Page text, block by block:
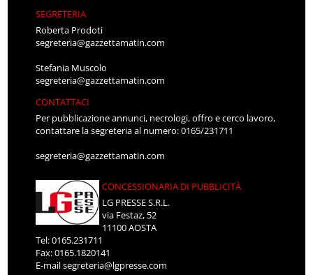
SEGRETERIA
Roberta Prodoti
segreteria@gazzettamatin.com
Stefania Muscolo
segreteria@gazzettamatin.com
CONTATTACI
Per pubblicazione annunci, necrologi, offro e cerco lavoro,
contattare la segreteria al numero: 0165/231711
segreteria@gazzettamatin.com
CONCESSIONARIA DI PUBBLICITÀ
LG PRESSE S.R.L.
via Festaz, 52
11100 AOSTA
Tel: 0165.231711
Fax: 0165.1820141
E-mailsegreteria@lgpresse.com